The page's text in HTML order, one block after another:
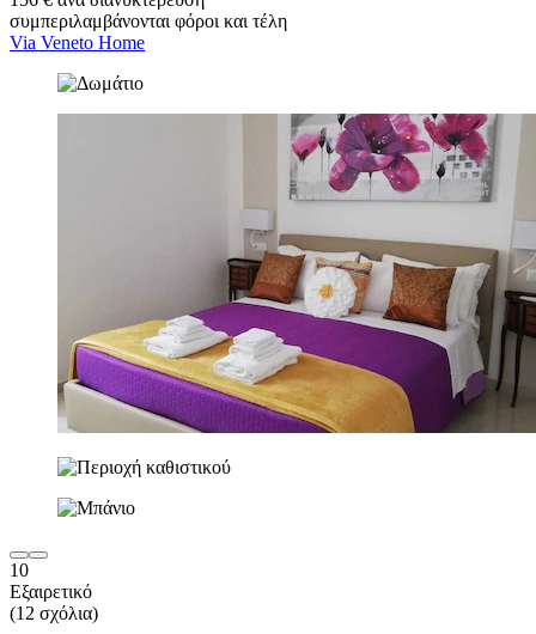
συμπεριλαμβάνονται φόροι και τέλη
Via Veneto Home
10
Εξαιρετικό
(12 σχόλια)